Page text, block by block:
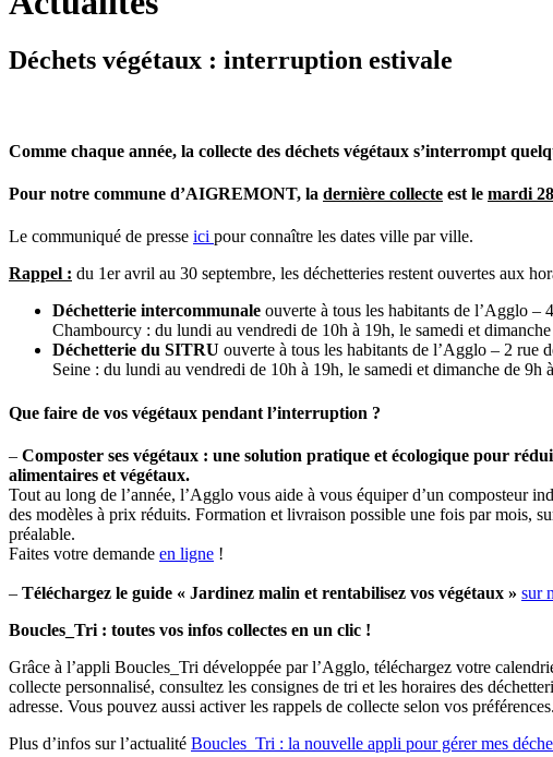
Déchets végétaux : interruption estivale
Comme chaque année, la collecte des déchets végétaux s’interrompt
Pour notre commune d’AIGREMONT, la dernière collecte est le mardi
Le communiqué de presse ici pour connaître les dates ville par ville.
Rappel : du 1er avril au 30 septembre, les déchetteries restent ouvertes aux
Déchetterie intercommunale ouverte à tous les habitants de l’Agglo –
Chambourcy : du lundi au vendredi de 10h à 19h, le samedi et
Déchetterie du SITRU ouverte à tous les habitants de l’Agglo – 2 rue
Seine : du lundi au vendredi de 10h à 19h, le samedi et dimanche de 9h
Que faire de vos végétaux pendant l’interruption ?
– Composter ses végétaux : une solution pratique et écologique pour
alimentaires et végétaux.
Tout au long de l’année, l’Agglo vous aide à vous équiper d’un composteur
des modèles à prix réduits. Formation et livraison possible une fois par mois,
préalable.
Faites votre demande en ligne !
– Téléchargez le guide « Jardinez malin et rentabilisez vos végétaux » sur
Boucles_Tri : toutes vos infos collectes en un clic !
Grâce à l’appli Boucles_Tri développée par l’Agglo, téléchargez votre
collecte personnalisé, consultez les consignes de tri et les horaires des
adresse. Vous pouvez aussi activer les rappels de collecte selon vos
Plus d’infos sur l’actualité Boucles_Tri : la nouvelle appli pour gérer mes